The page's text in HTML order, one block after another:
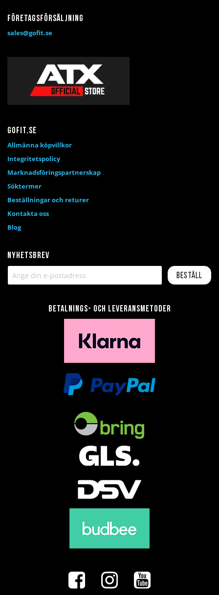
Nyhetsbrev
Beställ
Företagsförsäljning
sales@gofit.se
Betalnings- och leveransmetoder
Gofit.se
Allmänna köpvillkor
Integritetspolicy
Marknadsföringspartnerskap
Söktermer
Beställningar och returer
Kontakta oss
Blog